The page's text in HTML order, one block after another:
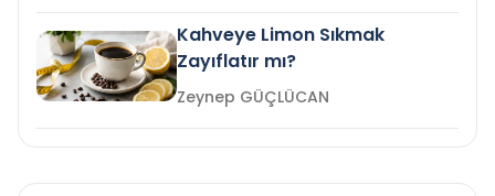
Kahveye Limon Sıkmak
Zayıflatır mı?
Zeynep GÜÇLÜCAN